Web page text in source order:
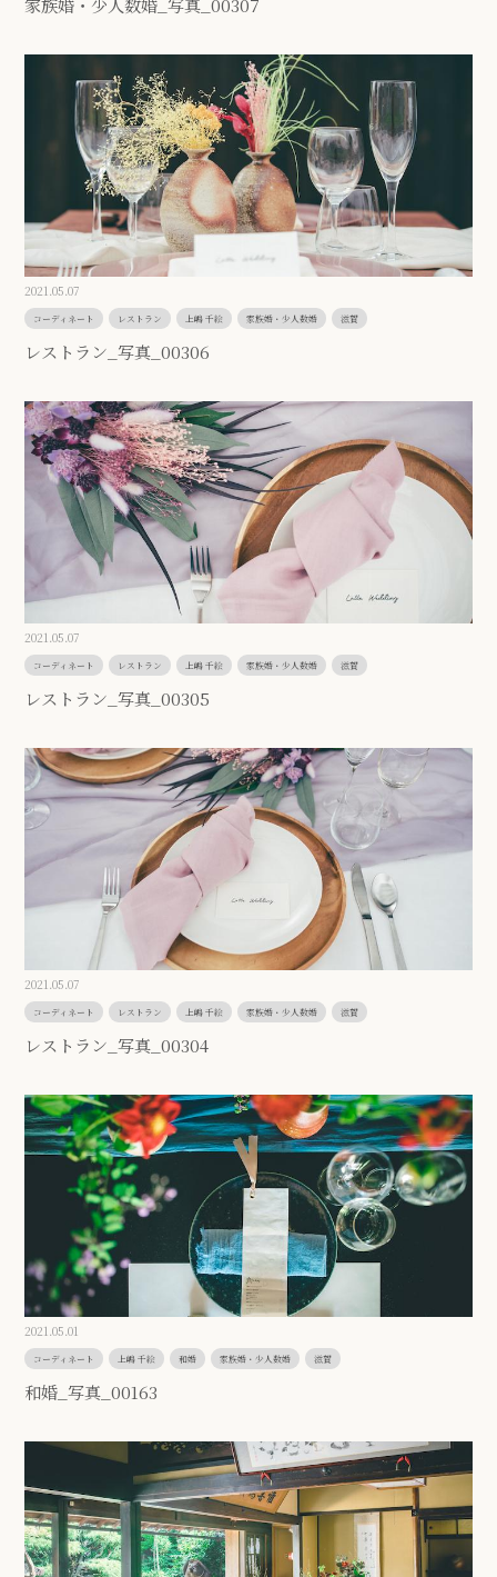
2021.05.07
コーディネート レストラン 上嶋 千絵 家族婚・少人数婚 滋賀
レストラン_写真_00306
2021.05.07
コーディネート レストラン 上嶋 千絵 家族婚・少人数婚 滋賀
レストラン_写真_00305
2021.05.07
コーディネート レストラン 上嶋 千絵 家族婚・少人数婚 滋賀
レストラン_写真_00304
2021.05.01
コーディネート 上嶋 千絵 和婚 家族婚・少人数婚 滋賀
和婚_写真_00163